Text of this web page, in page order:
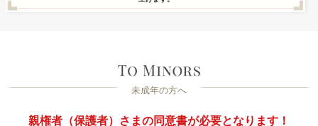
未成年の方へ
親権者（保護者）さまの同意書が必要となります！